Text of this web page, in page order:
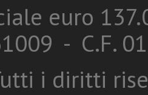
euro
- C.F.
i diritti